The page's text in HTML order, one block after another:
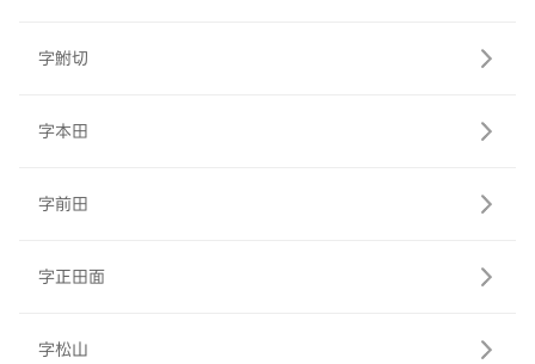
字鮒切
字本田
字前田
字正田面
字松山